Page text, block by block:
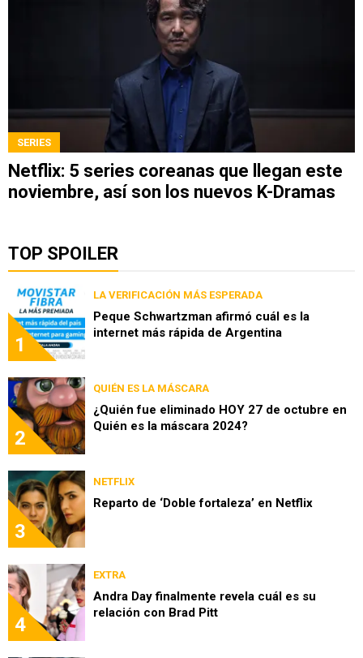
SERIES
Netflix: 5 series coreanas que llegan este
noviembre, así son los nuevos K-Dramas
TOP SPOILER
1
LA VERIFICACIÓN MÁS ESPERADA
Peque Schwartzman afirmó cuál es la
internet más rápida de Argentina
2
QUIÉN ES LA MÁSCARA
¿Quién fue eliminado HOY 27 de octubre en
Quién es la máscara 2024?
3
NETFLIX
Reparto de ‘Doble fortaleza’ en Netflix
4
EXTRA
Andra Day finalmente revela cuál es su
relación con Brad Pitt